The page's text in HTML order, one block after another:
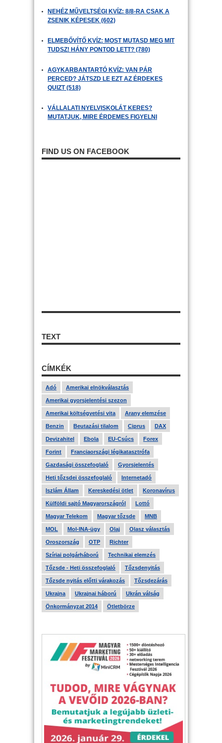
NEHÉZ MŰVELTSÉGI KVÍZ: 8/8-RA CSAK A
ZSENIK KÉPESEK (602)
ELMEBŐVÍTŐ KVÍZ: MOST MUTASD MEG MIT
TUDSZ! HÁNY PONTOD LETT? (780)
AGYKARBANTARTÓ KVÍZ: VAN PÁR
PERCED? JÁTSZD LE EZT AZ ÉRDEKES
QUIZT (518)
VÁLLALATI NYELVISKOLÁT KERES?
MUTATJUK, MIRE ÉRDEMES FIGYELNI
FIND US ON FACEBOOK
TEXT
CÍMKÉK
Adó Amerikai elnökválasztás
Amerikai gyorsjelentési szezon
Amerikai költségvetési vita Arany elemzése
Benzin Beutazási tilalom Ciprus DAX
Devizahitel Ebola EU-Csúcs Forex
Forint Franciaországi légikatasztrófa
Gazdasági összefoglaló Gyorsjelentés
Heti tőzsdei összefoglaló Internetadó
Iszlám Állam Kereskedési ötlet Koronavírus
Külföldi sajtó Magyarországról Lottó
Magyar Telekom Magyar tőzsde MNB
MOL Mol-INA-ügy Olaj Olasz választás
Oroszország OTP Richter
Szíriai polgárháború Technikai elemzés
Tőzsde - Heti összefoglaló Tőzsdenyitás
Tőzsde nyitás előtti várakozás Tőzsdezárás
Ukrajna Ukrajnai háború Ukrán válság
Önkormányzat 2014 Ötletbörze